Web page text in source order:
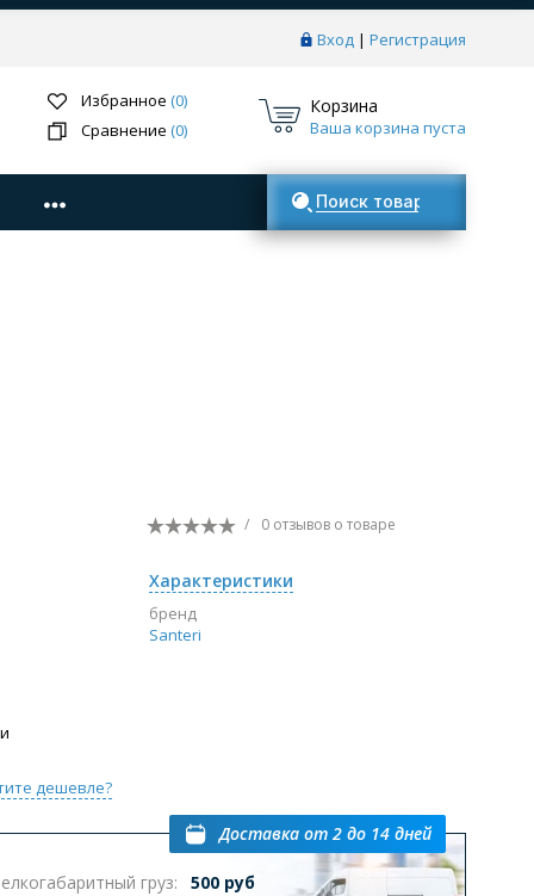
Вход | Регистрация
Избранное (0)
Сравнение (0)
Корзина
Ваша корзина пуста
Поиск товаров
/ 0 отзывов о товаре
Характеристики
бренд
Santeri
дешевле?
груз:
500 руб
Доставка от 2 до 14 дней